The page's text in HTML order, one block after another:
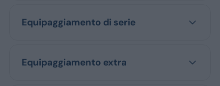
Equipaggiamento di serie
Equipaggiamento extra